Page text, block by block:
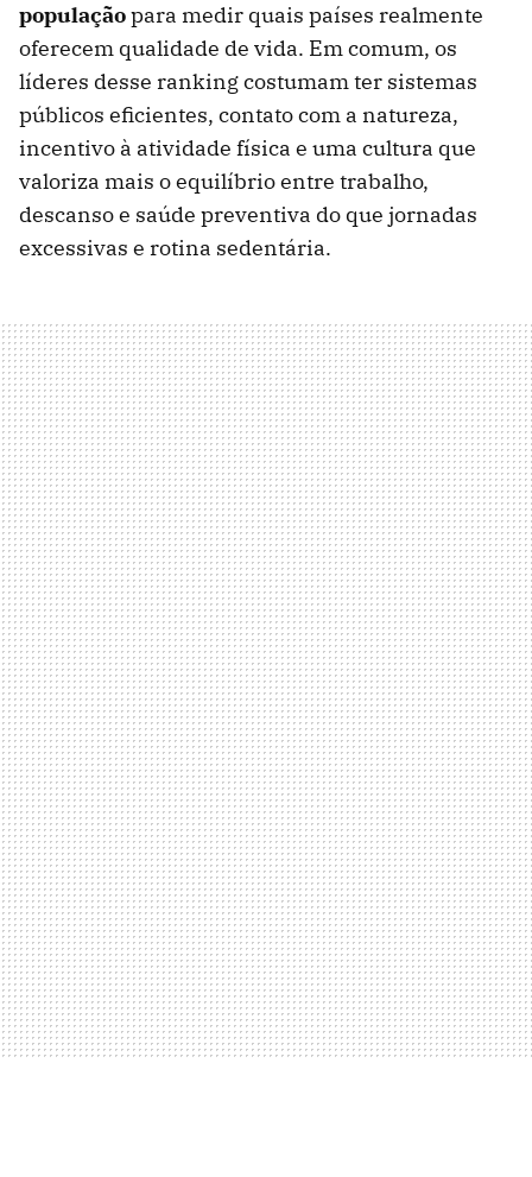
populaçãopara medir quais países realmente
oferecem qualidade de vida. Em comum, os
líderes desse ranking costumam ter sistemas
públicos eficientes, contato com a natureza,
incentivo à atividade física e uma cultura que
valoriza mais o equilíbrio entre trabalho,
descanso e saúde preventiva do que jornadas
excessivas e rotina sedentária.